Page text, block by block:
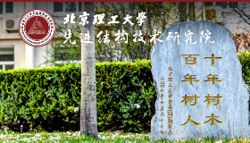
首页
研究院概况